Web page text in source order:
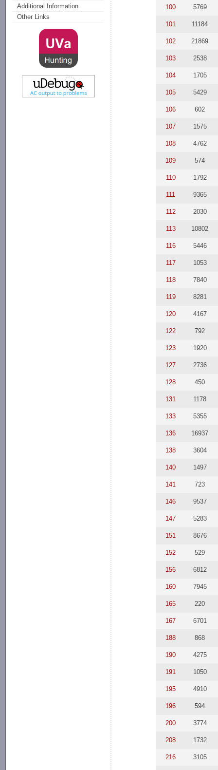
Additional Information
Other Links
100 5769
101 11184
102 21869
103 2538
104 1705
105 5429
106 602
107 1575
108 4762
109 574
110 1792
111 9365
112 2030
113 10802
116 5446
117 1053
118 7840
119 8281
120 4167
122 792
123 1920
127 2736
128 450
131 1178
133 5355
136 16937
138 3604
140 1497
141 723
146 9537
147 5283
151 8676
152 529
156 6812
160 7945
165 220
167 6701
188 868
190 4275
191 1050
195 4910
196 594
200 3774
208 1732
216 3105